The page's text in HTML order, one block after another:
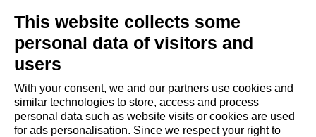
- Tourist Information and Hospitality Office of Maranello, Fiorano M.,
- Local pubblic transports
- Trenitalia
This website collects some
personal data of visitors and
users
With your consent, we and our partners use cookies and
similar technologies to store, access and process
personal data such as website visits or cookies are used
for ads personalisation. Since we respect your right to